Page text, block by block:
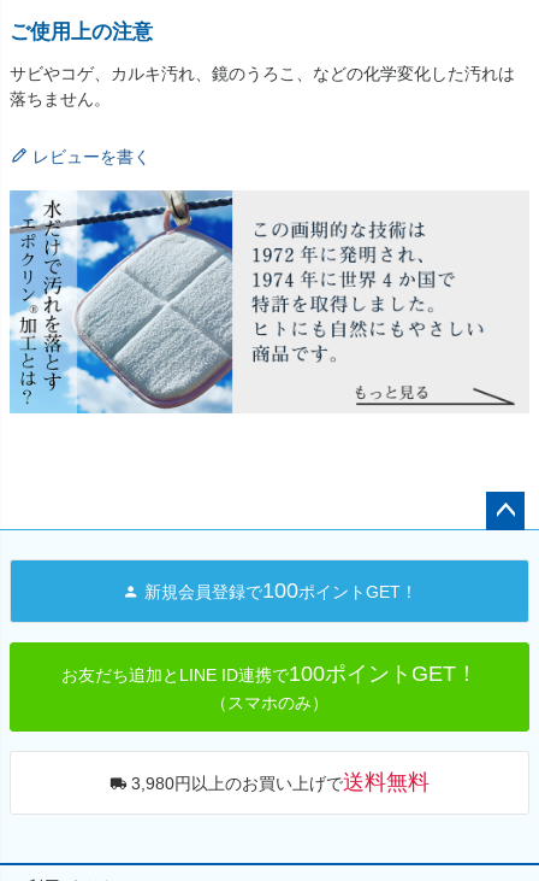
ご使用上の注意
サビやコゲ、カルキ汚れ、鏡のうろこ、などの化学変化した汚れは
落ちません。
レビューを書く
へ
新規会員登録で100ポイントGET！
お友だち追加とLINE ID連携で100ポイントGET！
（スマホのみ）
3,980円以上のお買い上げで送料無料